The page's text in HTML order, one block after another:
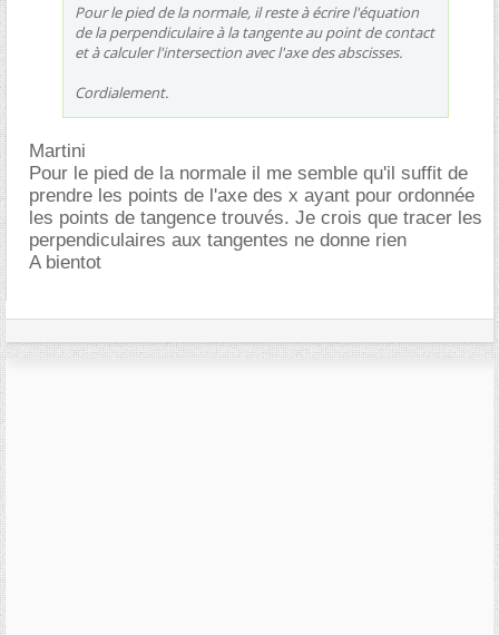
Pour le pied de la normale, il reste à écrire l'équation
de la perpendiculaire à la tangente au point de contact
et à calculer l'intersection avec l'axe des abscisses.
Cordialement.
Martini
Pour le pied de la normale il me semble qu'il suffit de
prendre les points de l'axe des x ayant pour ordonnée
les points de tangence trouvés. Je crois que tracer les
perpendiculaires aux tangentes ne donne rien
A bientot